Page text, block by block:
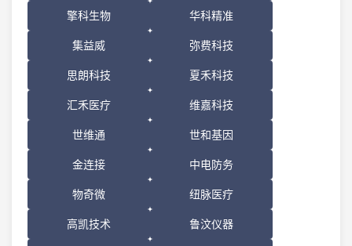
擎科生物 华科精准
集益威 弥费科技
思朗科技 夏禾科技
汇禾医疗 维嘉科技
世维通 世和基因
金连接 中电防务
物奇微 纽脉医疗
高凯技术 鲁汶仪器